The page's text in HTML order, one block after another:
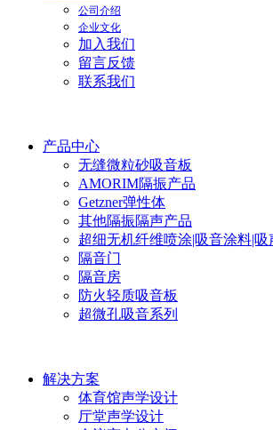
公司介绍
企业文化
加入我们
留言反馈
联系我们
产品中心
无缝微粒砂吸音板
AMORIM隔振产品
Getzner弹性体
其他隔振隔声产品
超细无机纤维喷涂|吸音涂料|吸
隔音门
隔音房
防火轻质吸音板
超微孔吸音系列
解决方案
体育馆声学设计
厅堂声学设计